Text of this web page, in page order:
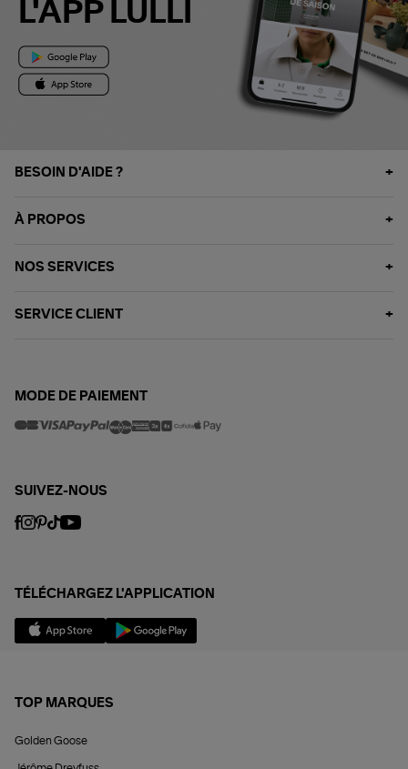
L'APP LULLI
BESOIN D'AIDE ?
À PROPOS
NOS SERVICES
SERVICE CLIENT
MODE DE PAIEMENT
SUIVEZ-NOUS
TÉLÉCHARGEZ L'APPLICATION
TOP MARQUES
Golden Goose